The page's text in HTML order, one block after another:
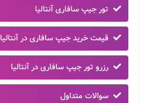
تور جیپ سافاری آنتالیا
قیمت خرید جیپ سافاری در آنتالیا
رزرو تور جیپ سافاری در آنتالیا
سوالات متداول